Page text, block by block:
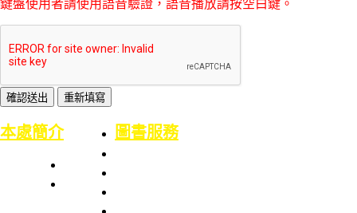
鍵盤使用者請使用語音驗證，語音播放請按空白鍵。
本處簡介 圖書服務